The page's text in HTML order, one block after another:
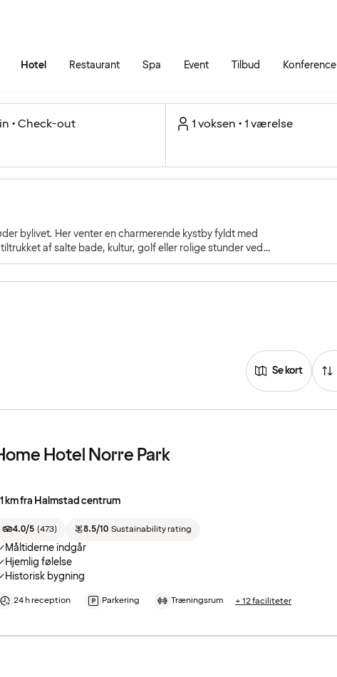
Hotel Restaurant Spa Event Tilbud Konference
• Check-out 1 voksen • 1 værelse
af salte bade, kultur, golf eller rolige stunder ved
natur og livsglæde.
Se kort
Hotel Norre Park
km fra Halmstad centrum
4.0/5 (473) 8.5/10 Sustainability rating
Måltiderne indgår
Hjemlig følelse
Historisk bygning
24 h reception Parkering Træningsrum + 12 faciliteter